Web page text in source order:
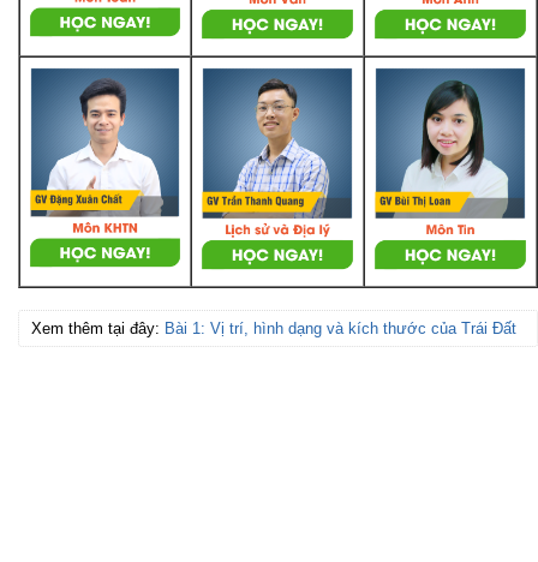
Xem thêm tại đây: Bài 1: Vị trí, hình dạng và kích thước của Trái Đất